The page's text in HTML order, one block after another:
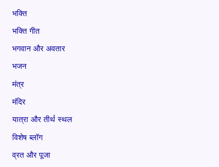
भक्ति
भक्ति गीत
भगवान और अवतार
भजन
मंत्र
मंदिर
यात्रा और तीर्थ स्थल
विशेष ब्लॉग
व्रत और पूजा